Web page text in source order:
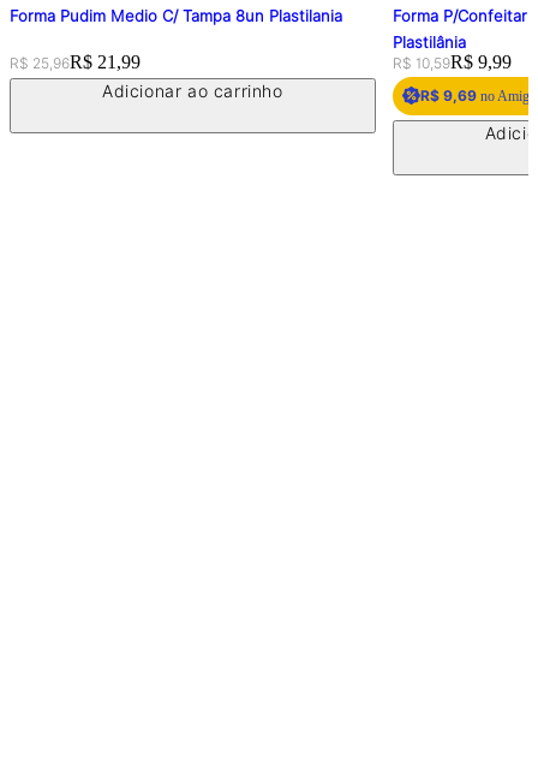
Forma Pudim Medio C/ Tampa 8un Plastilania
Original price:
R$ 25,96Price:
R$ 21,99
Adicionar ao carrinho
Forma P/
Plastilânia
Original price:
R$ 10,59Price:
R$ 9,99
R$ 9,69no Amigo